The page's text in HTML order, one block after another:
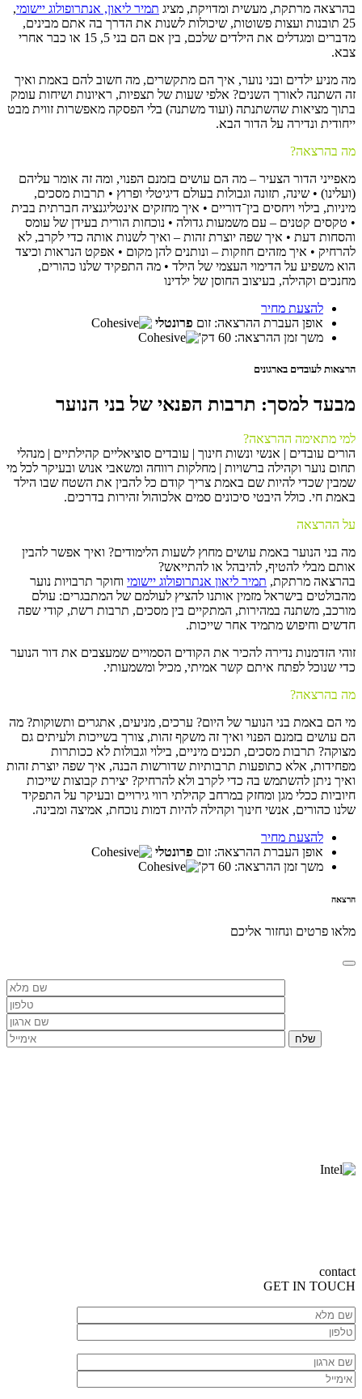
בהרצאה מרתקת, מעשית ומדויקת, מציג תמיר ליאון, אנתרופולוג יישומי,
25 תובנות ועצות פשוטות, שיכולות לשנות את הדרך בה אתם מבינים,
מדברים ומגדלים את הילדים שלכם, בין אם הם בני 5, 15 או כבר אחרי
צבא.
מה מניע ילדים ובני נוער, איך הם מתקשרים, מה חשוב להם באמת ואיך
זה השתנה לאורך השנים? אלפי שעות של תצפיות, ראיונות ושיחות עומק
בתוך מציאות שהשתנתה (ועוד משתנה) בלי הפסקה מאפשרות זווית מבט
ייחודית ונדירה על הדור הבא.
מה בהרצאה?
מאפייני הדור הצעיר – מה הם עושים בזמנם הפנוי, ומה זה אומר עליהם
(ועלינו) • שינה, תזונה וגבולות בעולם דיגיטלי ופרוץ • תרבות מסכים,
מיניות, בילוי ויחסים בין־דוריים • איך מחזקים אינטליגנציה חברתית בבית
• טקסים קטנים – עם משמעות גדולה • נוכחות הורית בעידן של עומס
והסחות דעת • איך שפה יוצרת זהות – ואיך לשנות אותה כדי לקרב, לא
להרחיק • איך מזהים חוזקות – ונותנים להן מקום • אפקט הנראות וכיצד
הוא משפיע על הדימוי העצמי של הילד • מה התפקיד שלנו כהורים,
מחנכים וקהילה, בעיצוב החוסן של ילדינו
להצעת מחיר
אופן העברת ההרצאה: זום פרונטלי
משך זמן ההרצאה: 60 דק'
הרצאות לעובדים בארגונים
מבעד למסך: תרבות הפנאי של בני הנוער
למי מתאימה ההרצאה?
הורים עובדים | אנשי ונשות חינוך | עובדים סוציאליים קהילתיים | מנהלי
תחום נוער וקהילה ברשויות | מחלקות רווחה ומשאבי אנוש ובעיקר לכל מי
שמבין שכדי להיות שם באמת צריך קודם כל להבין את השטח שבו הילד
באמת חי. כולל היבטי סיכונים סמים אלכוהול זהירות בדרכים.
על ההרצאה
מה בני הנוער באמת עושים מחוץ לשעות הלימודים? ואיך אפשר להבין
אותם מבלי להטיף, להיבהל או להתייאש?
בהרצאה מרתקת, תמיר ליאון אנתרופולוג יישומי וחוקר תרבויות נוער
מהבולטים בישראל מזמין אותנו להציץ לעולמם של המתבגרים: עולם
מורכב, משתנה במהירות, המתקיים בין מסכים, תרבות רשת, קודי שפה
חדשים וחיפוש מתמיד אחר שייכות.
זוהי הזדמנות נדירה להכיר את הקודים הסמויים שמעצבים את דור הנוער
כדי שנוכל לפתח איתם קשר אמיתי, מכיל ומשמעותי.
מה בהרצאה?
מי הם באמת בני הנוער של היום? ערכים, מניעים, אתגרים ותשוקות? מה
הם עושים בזמנם הפנוי ואיך זה משקף זהות, צורך בשייכות ולעיתים גם
מצוקה? תרבות מסכים, תכנים מיניים, בילוי וגבולות לא ככותרות
מפחידות, אלא כתופעות תרבותיות שדורשות הבנה, איך שפה יוצרת זהות
ואיך ניתן להשתמש בה כדי לקרב ולא להרחיק? יצירת קבוצות שייכות
חיוביות ככלי מגן ומחזק במרחב קהילתי רווי גירויים ובעיקר על התפקיד
שלנו כהורים, אנשי חינוך וקהילה להיות דמות נוכחת, אמיצה ומבינה.
להצעת מחיר
אופן העברת ההרצאה: זום פרונטלי
משך זמן ההרצאה: 60 דק'
הרצאה
מלאו פרטים ונחזור אליכם
contact
GET IN TOUCH